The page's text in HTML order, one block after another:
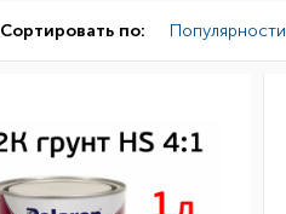
Сортировать по: Популярности